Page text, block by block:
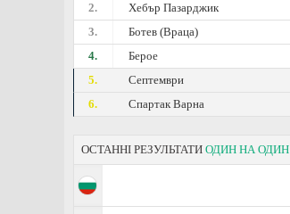
2.
Хебър Пазарджик
3.
Ботев (Враца)
4.
Берое
5.
Септември
6.
Спартак Варна
ОСТАННІ РЕЗУЛЬТАТИ ОДИН НА ОДИН